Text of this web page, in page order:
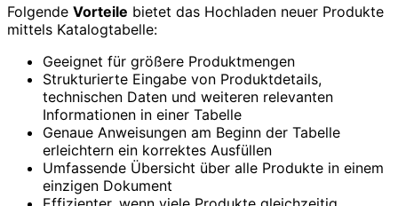
Folgende Vorteile bietet das Hochladen neuer Produkte
mittels Katalogtabelle:
Geeignet für größere Produktmengen
Strukturierte Eingabe von Produktdetails,
technischen Daten und weiteren relevanten
Informationen in einer Tabelle
Genaue Anweisungen am Beginn der Tabelle
erleichtern ein korrektes Ausfüllen
Umfassende Übersicht über alle Produkte in einem
einzigen Dokument